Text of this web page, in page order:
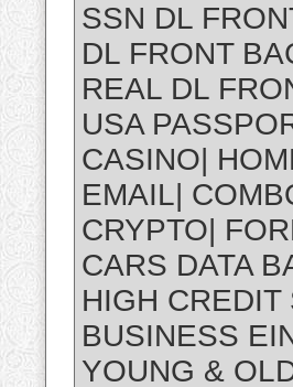
SSN DL
DL FRONT
REAL DL
USA
CASINO|
EMAIL|
CRYPTO|
CARS DATA
HIGH
BUSINESS
YOUNG &